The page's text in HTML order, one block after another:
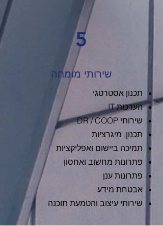
5
שירותי מומחה
תכנון אסטרטגי
הערכות IT
שירותי DR / COOP
תכנון, מיגרציות
תמיכה ביישום ואפליקציות
פתרונות מחשוב ואחסון
פתרונות ענן
אבטחת מידע
שירותי עיצוב והטמעת תוכנה